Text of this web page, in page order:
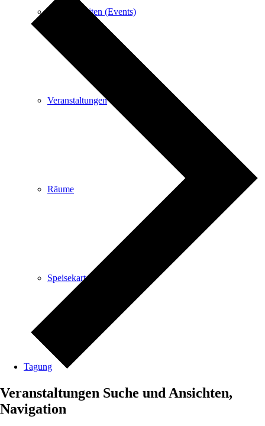
Feierlichkeiten (Events)
Veranstaltungen
Räume
Speisekarte
Tagung
Veranstaltungen Suche und Ansichten,
Navigation